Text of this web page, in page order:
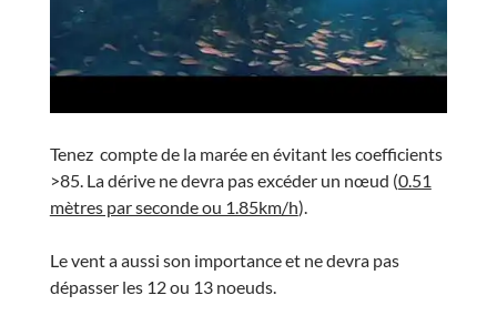
Tenez compte de la marée en évitant les coefficients
>85. La dérive ne devra pas excéder un nœud (0.51
mètres par seconde ou 1.85km/h)
Leventa aussi son importance et ne devra pas
dépasser les 12 ou 13 noeuds.